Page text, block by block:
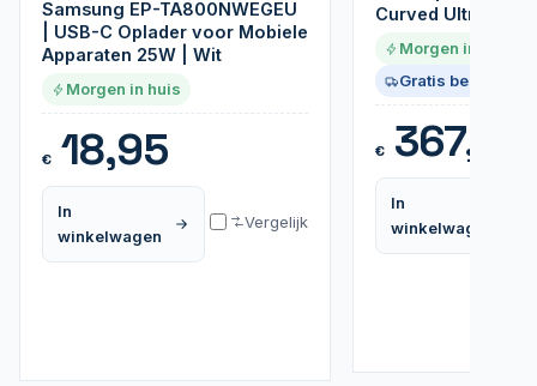
Samsung EP-TA800NWEGEU
| USB-C Oplader voor Mobiele
Apparaten 25W | Wit
Morgen in huis
€18,95
In
winkelwagen
Vergelijk
Curved Ultrawide
Morgen in huis
Gratis bezorgd
€367,99
In
winkelwagen